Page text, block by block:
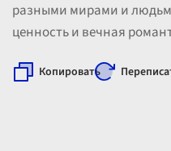
разными мирами и
ценность и вечная
Копировать